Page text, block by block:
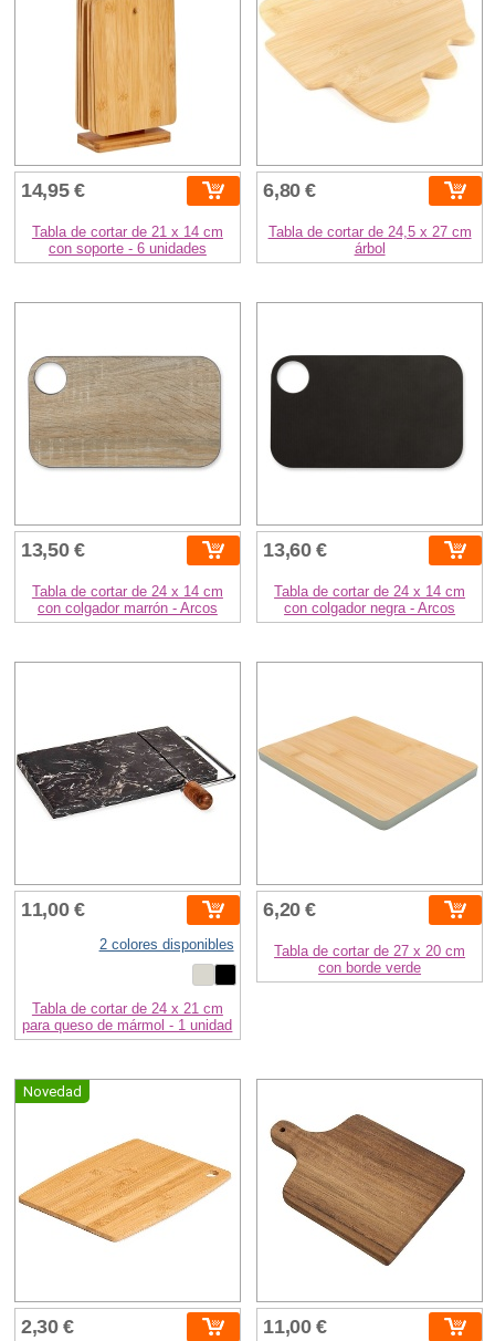
14,95 €
Tabla de cortar de 21 x 14 cm
con soporte - 6 unidades
6,80 €
Tabla de cortar de 24,5 x 27 cm
árbol
13,50 €
Tabla de cortar de 24 x 14 cm
con colgador marrón - Arcos
13,60 €
Tabla de cortar de 24 x 14 cm
con colgador negra - Arcos
11,00 €
2 colores disponibles
Tabla de cortar de 24 x 21 cm
para queso de mármol - 1 unidad
6,20 €
Tabla de cortar de 27 x 20 cm
con borde verde
Novedad
2,30 € 11,00 €